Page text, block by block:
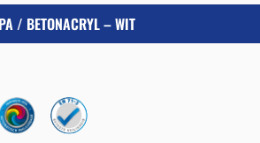
/ BETONACRYL – WIT